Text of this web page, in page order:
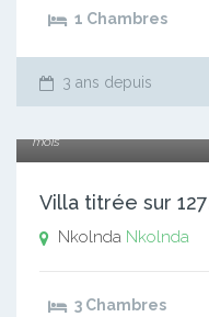
1 Chambres
3 ans depuis
mois
Nkolnda Nkolnda
3 Chambres